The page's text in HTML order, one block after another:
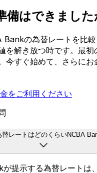
備はできました
Bankの為替レートを比
を解き放つ時です。最
今すぐ始めて、さらにお
をご利用ください
替レートはどのくらいNCBA
提示する為替レートは